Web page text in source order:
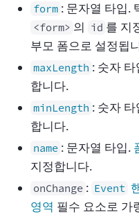
form : 문자열 타입.
<form> 의 id 를 지
부모 폼으로 설정됩
maxLength : 숫자
합니다.
minLength : 숫자
합니다.
name : 문자열 타입.
지정합니다.
onChange : Event
영역 필수 요소로 가